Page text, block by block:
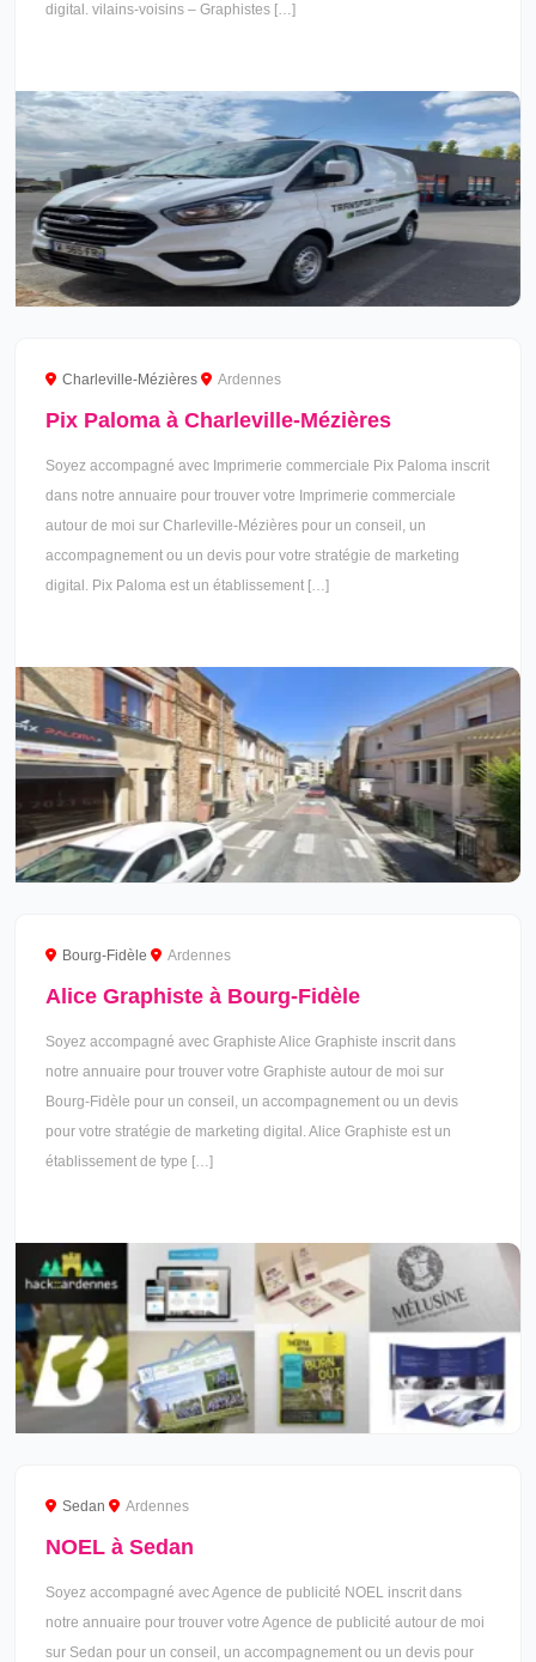
digital. vilains-voisins – Graphistes […]
Charleville-Mézières Ardennes
Pix Paloma à Charleville-Mézières
Soyez accompagné avec Imprimerie commerciale Pix Paloma inscrit
dans notre annuaire pour trouver votre Imprimerie commerciale
autour de moi sur Charleville-Mézières pour un conseil, un
accompagnement ou un devis pour votre stratégie de marketing
digital. Pix Paloma est un établissement […]
Bourg-Fidèle Ardennes
Alice Graphiste à Bourg-Fidèle
Soyez accompagné avec Graphiste Alice Graphiste inscrit dans
notre annuaire pour trouver votre Graphiste autour de moi sur
Bourg-Fidèle pour un conseil, un accompagnement ou un devis
pour votre stratégie de marketing digital. Alice Graphiste est un
établissement de type […]
Sedan Ardennes
NOEL à Sedan
Soyez accompagné avec Agence de publicité NOEL inscrit dans
notre annuaire pour trouver votre Agence de publicité autour de moi
sur Sedan pour un conseil, un accompagnement ou un devis pour